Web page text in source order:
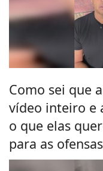
Como sei que
vídeo inteiro e
o que elas
para as